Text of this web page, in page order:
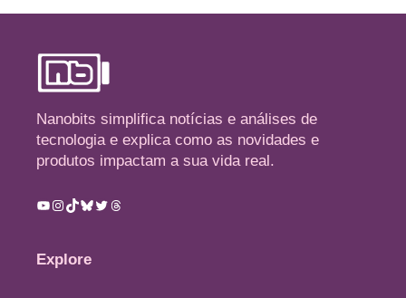
Nanobits simplifica notícias e análises de
tecnologia e explica como as novidades e
produtos impactam a sua vida real.
Youtube
Instagram
TikTok
Bluesky
TwitterThreads
Explore